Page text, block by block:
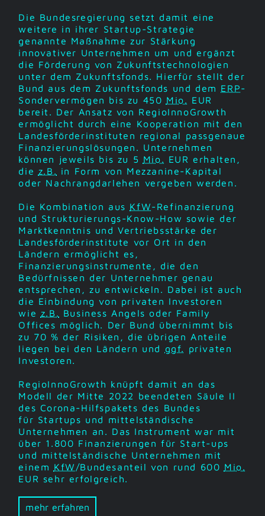
Die Bundesregierung setzt damit eine
weitere in ihrer Startup-Strategie
genannte Maßnahme zur Stärkung
innovativer Unternehmen um und ergänzt
die Förderung von Zukunftstechnologien
unter dem Zukunftsfonds. Hierfür stellt der
Bund aus dem Zukunftsfonds und dem ERP-
Sondervermögen bis zu 450 Mio. EUR
bereit. Der Ansatz von RegioInnoGrowth
ermöglicht durch eine Kooperation mit den
Landesförderinstituten regional passgenaue
Finanzierungslösungen. Unternehmen
können jeweils bis zu 5 Mio. EUR erhalten,
die z.B. in Form von Mezzanine-Kapital
oder Nachrangdarlehen vergeben werden.
Die Kombination aus KfW-Refinanzierung
und Strukturierungs-Know-How sowie der
Marktkenntnis und Vertriebsstärke der
Landesförderinstitute vor Ort in den
Ländern ermöglicht es,
Finanzierungsinstrumente, die den
Bedürfnissen der Unternehmer genau
entsprechen, zu entwickeln. Dabei ist auch
die Einbindung von privaten Investoren
wie z.B. Business Angels oder Family
Offices möglich. Der Bund übernimmt bis
zu 70 % der Risiken, die übrigen Anteile
liegen bei den Ländern und ggf.
privaten
Investoren.
RegioInnoGrowth knüpft damit an das
Modell der Mitte 2022 beendeten Säule II
des Corona-Hilfspakets des Bundes
für Startups und mittelständische
Unternehmen an. Das Instrument war mit
über 1.800 Finanzierungen für Start-ups
und mittelständische Unternehmen mit
einem KfW /Bundesanteil von rund 600 Mio.
EUR sehr erfolgreich.
mehr erfahren